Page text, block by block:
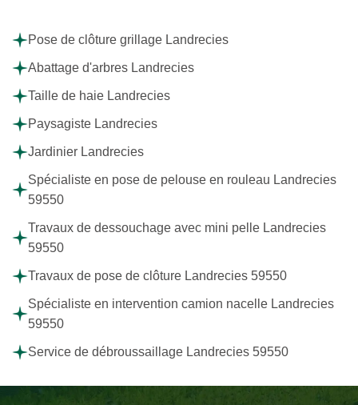
Pose de clôture grillage Landrecies
Abattage d'arbres Landrecies
Taille de haie Landrecies
Paysagiste Landrecies
Jardinier Landrecies
Spécialiste en pose de pelouse en rouleau Landrecies
59550
Travaux de dessouchage avec mini pelle Landrecies
59550
Travaux de pose de clôture Landrecies 59550
Spécialiste en intervention camion nacelle Landrecies
59550
Service de débroussaillage Landrecies 59550